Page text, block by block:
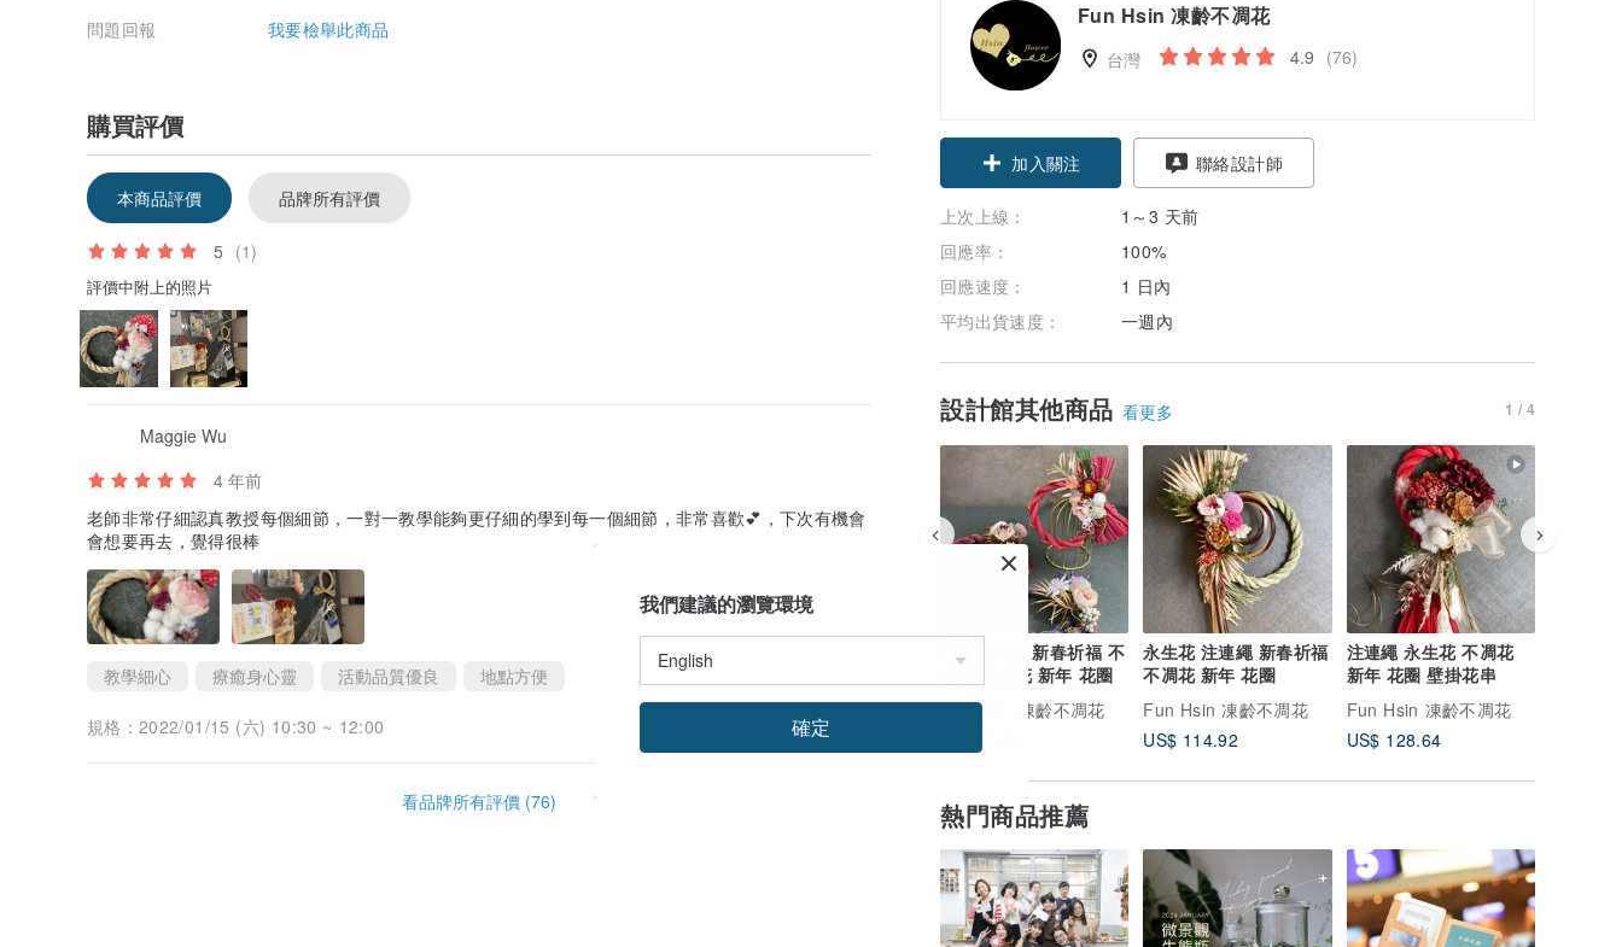
Fun Hsin 凍齡不凋花
台灣 4.9 (76)
加入關注 聯絡設計師
上次上線：
1～3 天前
回應率：
100%
回應速度：
1 日內
平均出貨速度：
一週內
設計館其他商品 看更多 1 / 4
日式注連繩 新春祈福 不
凋花 乾燥花 新年 花圈
Fun Hsin 凍齡不凋花
永生花 注連繩 新春祈福
不凋花 新年 花圈
Fun Hsin 凍齡不凋花
US$ 114.92
注連繩 永生花 不凋花
新年 花圈 壁掛花串
Fun Hsin 凍齡不凋花
US$ 128.64
熱門商品推薦
問題回報 我要檢舉此商品
購買評價
本商品評價 品牌所有評價
5 (1)
評價中附上的照片
Maggie Wu
4 年前
老師非常仔細認真教授每個細節，一對一教學能夠更仔細的學到每一個細節，非常喜歡💕，下次有機會
會想要再去，覺得很棒
教學細心 療癒身心靈 活動品質優良 地點方便
規格：2022/01/15 (六) 10:30 ~ 12:00
看品牌所有評價 (76)
我們建議的瀏覽環境
確定